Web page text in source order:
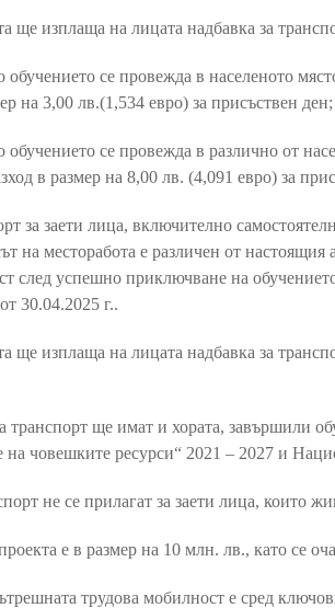
ще изплаща на лицата надбавка за
обучението се провежда в населеното
на 3,00 лв.(1,534 евро) за присъствен ден;
обучението се провежда в различно от
в размер на 8,00 лв. (4,091 евро) за
за заети лица, включително
на месторабота е различен от
след успешно приключване на
30.04.2025 г..
ще изплаща на лицата надбавка за
транспорт ще имат и хората, завършили
на човешките ресурси“ 2021 – 2027 и
не се прилагат за заети лица, които
е в размер на 10 млн. лв., като се
трудова мобилност е сред